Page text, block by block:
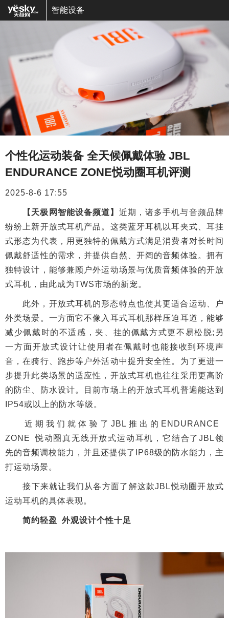
智能设备
个性化运动装备 全天候佩戴体验 JBL
ENDURANCE ZONE悦动圈耳机评测
2025-8-6 17:55
【天极网智能设备频道】 近期，诸多手机与音频品牌
纷纷上新开放式耳机产品。这类蓝牙耳机以耳夹式、耳挂
式形态为代表，用更独特的佩戴方式满足消费者对长时间
佩戴舒适性的需求，并提供自然、开阔的音频体验。拥有
独特设计，能够兼顾户外运动场景与优质音频体验的开放
式耳机，由此成为TWS市场的新宠。
此外，开放式耳机的形态特点也使其更适合运动、户
外类场景。一方面它不像入耳式耳机那样压迫耳道，能够
减少佩戴时的不适感，夹、挂的佩戴方式更不易松脱;另
一方面开放式设计让使用者在佩戴时也能接收到环境声
音，在骑行、跑步等户外活动中提升安全性。为了更进一
步提升此类场景的适应性，开放式耳机也往往采用更高阶
的防尘、防水设计。目前市场上的开放式耳机普遍能达到
IP54或以上的防水等级。
近期我们就体验了JBL推出的ENDURANCE
ZONE 悦动圈真无线开放式运动耳机，它结合了JBL领
先的音频调校能力，并且还提供了IP68级的防水能力，主
打运动场景。
接下来就让我们从各方面了解这款JBL悦动圈开放式
运动耳机的具体表现。
简约轻盈 外观设计个性十足